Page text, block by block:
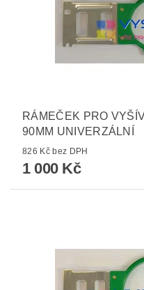
RÁMEČEK PRO
90MM UNIVERZÁLNÍ
826 Kč bez DPH
1 000 Kč